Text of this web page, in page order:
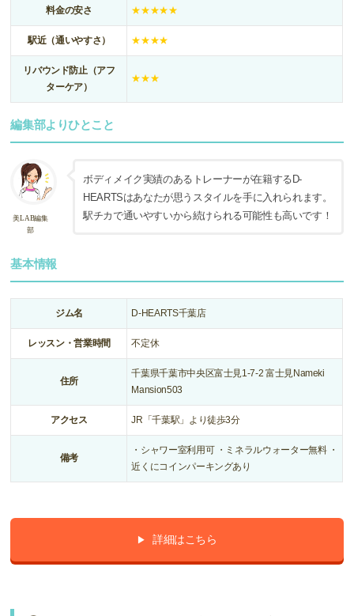
料金の安さ ★★★★★
駅近（通いやすさ） ★★★★
リバウンド防止（アフ
ターケア）
★★★
編集部よりひとこと
美LAB編集
部
ボディメイク実績のあるトレーナーが在籍するD-
HEARTSはあなたが思うスタイルを手に入れられます。
駅チカで通いやすいから続けられる可能性も高いです！
基本情報
ジム名 D-HEARTS千葉店
レッスン・営業時間 不定休
住所
千葉県千葉市中央区富士見1-7-2 富士見Nameki
Mansion503
アクセス JR「千葉駅」より徒歩3分
備考
・シャワー室利用可 ・ミネラルウォーター無料 ・
近くにコインパーキングあり
詳細はこちら